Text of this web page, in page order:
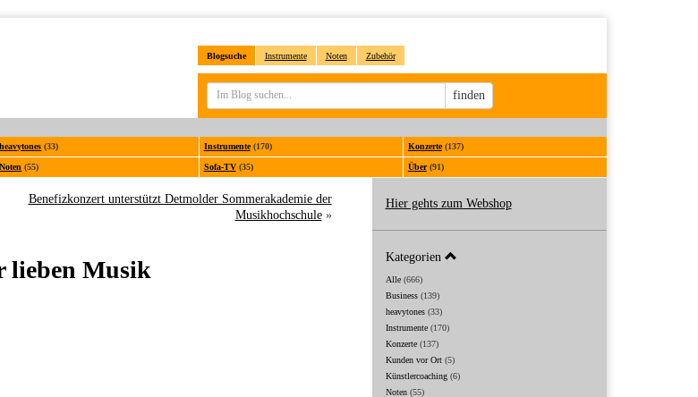
Blogsuche Instrumente Noten Zubehör
Sucheingabe
finden
heavytones (33) Instrumente(170) Konzerte(137)
Noten (55) Sofa-TV(35) Über(91)
Benefizkonzert unterstützt Detmolder Sommerakademie der
Musikhochschule»
lieben Musik
Hier gehts zum Webshop
Kategorien
Alle(666)
Business(139)
heavytones(33)
Instrumente(170)
Konzerte(137)
Kunden vor Ort(5)
Künstlercoaching(6)
Noten(55)